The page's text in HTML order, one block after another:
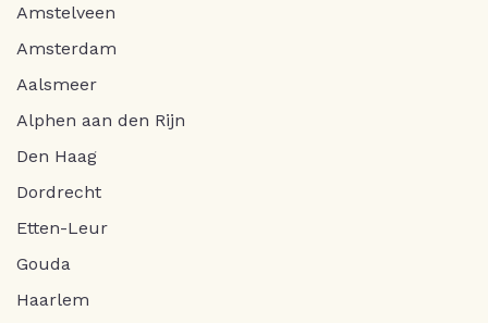
Amstelveen
Amsterdam
Aalsmeer
Alphen aan den Rijn
Den Haag
Dordrecht
Etten-Leur
Gouda
Haarlem